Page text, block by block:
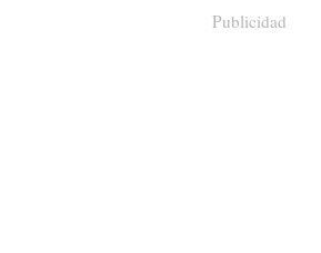
Publicidad